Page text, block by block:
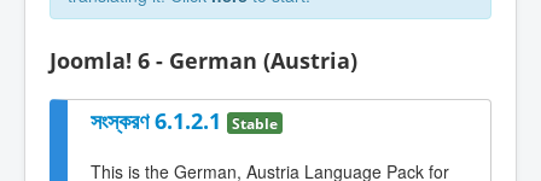
Joomla! 6 - German (Austria)
সংস্করণ 6.1.2.1 Stable
This is the German, Austria Language Pack for